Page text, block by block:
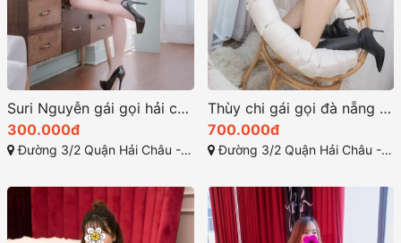
Suri Nguyễn gái gọi hải châu dâm mình dây
300.000đ
Đường 3/2 Quận Hải Châu - Đà Nẵng
Thùy chi gái gọi đà nẵng bú mút cực đỉnh
700.000đ
Đường 3/2 Quận Hải Châu - Đà Nẵng